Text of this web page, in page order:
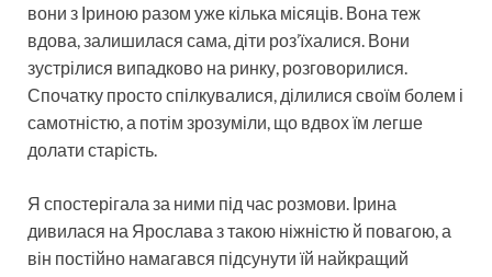
вони з Іриною разом уже кілька місяців. Вона теж
вдова, залишилася сама, діти роз’їхалися. Вони
зустрілися випадково на ринку, розговорилися.
Спочатку просто спілкувалися, ділилися своїм болем і
самотністю, а потім зрозуміли, що вдвох їм легше
долати старість.
Я спостерігала за ними під час розмови. Ірина
дивилася на Ярослава з такою ніжністю й повагою, а
він постійно намагався підсунути їй найкращий